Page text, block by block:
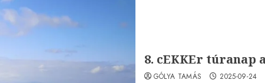
8. cEKKEr túranap
GÓLYA TAMÁS 2025-09-24